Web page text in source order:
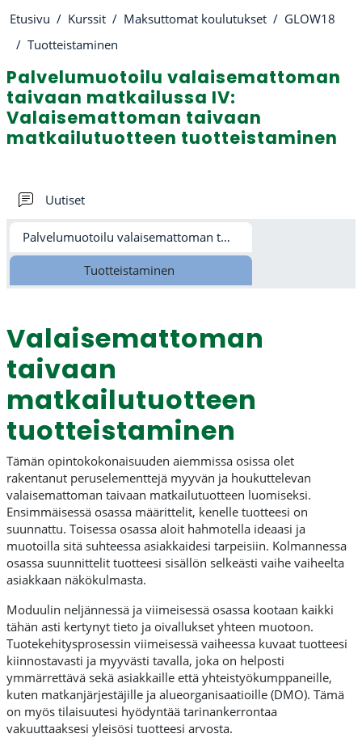
Etusivu Kurssit Maksuttomat koulutukset
GLOW18
Tuotteistaminen
Palvelumuotoilu valaisemattoman
taivaan matkailussa IV:
Valaisemattoman taivaan
matkailutuotteen tuotteistaminen
Uutiset
Palvelumuotoilu valaisemattoman taivaan matkailussa IV
Tuotteistaminen
Valaisemattoman
taivaan
matkailutuotteen
tuotteistaminen
Tämän opintokokonaisuuden aiemmissa osissa olet
rakentanut peruselementtejä myyvän ja houkuttelevan
valaisemattoman taivaan matkailutuotteen luomiseksi.
Ensimmäisessä osassa määrittelit, kenelle tuotteesi on
suunnattu. Toisessa osassa aloit hahmotella ideaasi ja
muotoilla sitä suhteessa asiakkaidesi tarpeisiin. Kolmannessa
osassa suunnittelit tuotteesi sisällön selkeästi vaihe vaiheelta
asiakkaan näkökulmasta.
Moduulin neljännessä ja viimeisessä osassa kootaan kaikki
tähän asti kertynyt tieto ja oivallukset yhteen muotoon.
Tuotekehitysprosessin viimeisessä vaiheessa kuvaat tuotteesi
kiinnostavasti ja myyvästi tavalla, joka on helposti
ymmärrettävä sekä asiakkaille että yhteistyökumppaneille,
kuten matkanjärjestäjille ja alueorganisaatioille (DMO). Tämä
on myös tilaisuutesi hyödyntää tarinankerrontaa
vakuuttaaksesi yleisösi tuotteesi arvosta.